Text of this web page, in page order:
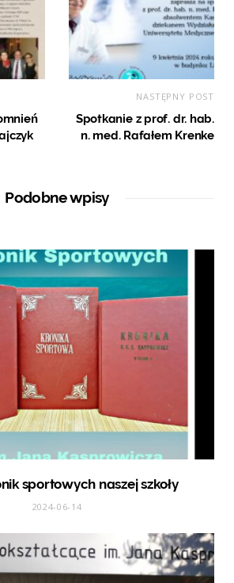
NASTĘPNY POST
Spotkanie z prof. dr. hab.
n. med. Rafałem Krenke
Podobne wpisy
sportowych naszej szkoły
2024-06-14